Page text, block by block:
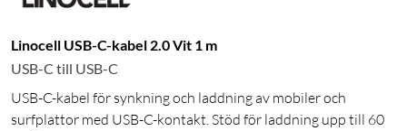
Linocell USB-C-kabel 2.0 Vit 1 m
USB-C till USB-C
USB-C-kabel för synkning och laddning av mobiler och
surfplattor med USB-C-kontakt. Stöd för laddning upp till 60